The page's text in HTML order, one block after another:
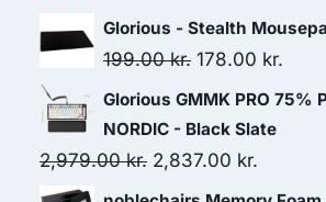
price
was:
price
is:
Glorious - Stealth
199.00kr. Original
price
was:
199.00 kr..
178.00 kr.
price
Glorious GMMK PRO 75%
NORDIC - Black Slate
2,979.00kr. Original
price
2,837.00 kr.
price